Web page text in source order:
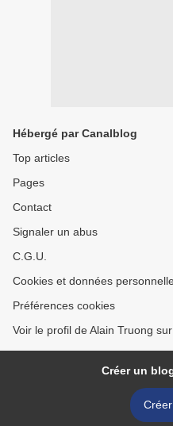
Hébergé par Canalblog
Top articles
Pages
Contact
Signaler un abus
C.G.U.
Cookies et données
Préférences cookies
Voir le profil de Alain Truong
Créer un